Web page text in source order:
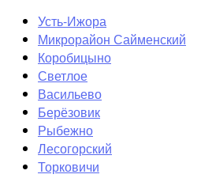
Усть-Ижора
Микрорайон Сайменский
Коробицыно
Светлое
Васильево
Берёзовик
Рыбежно
Лесогорский
Торковичи